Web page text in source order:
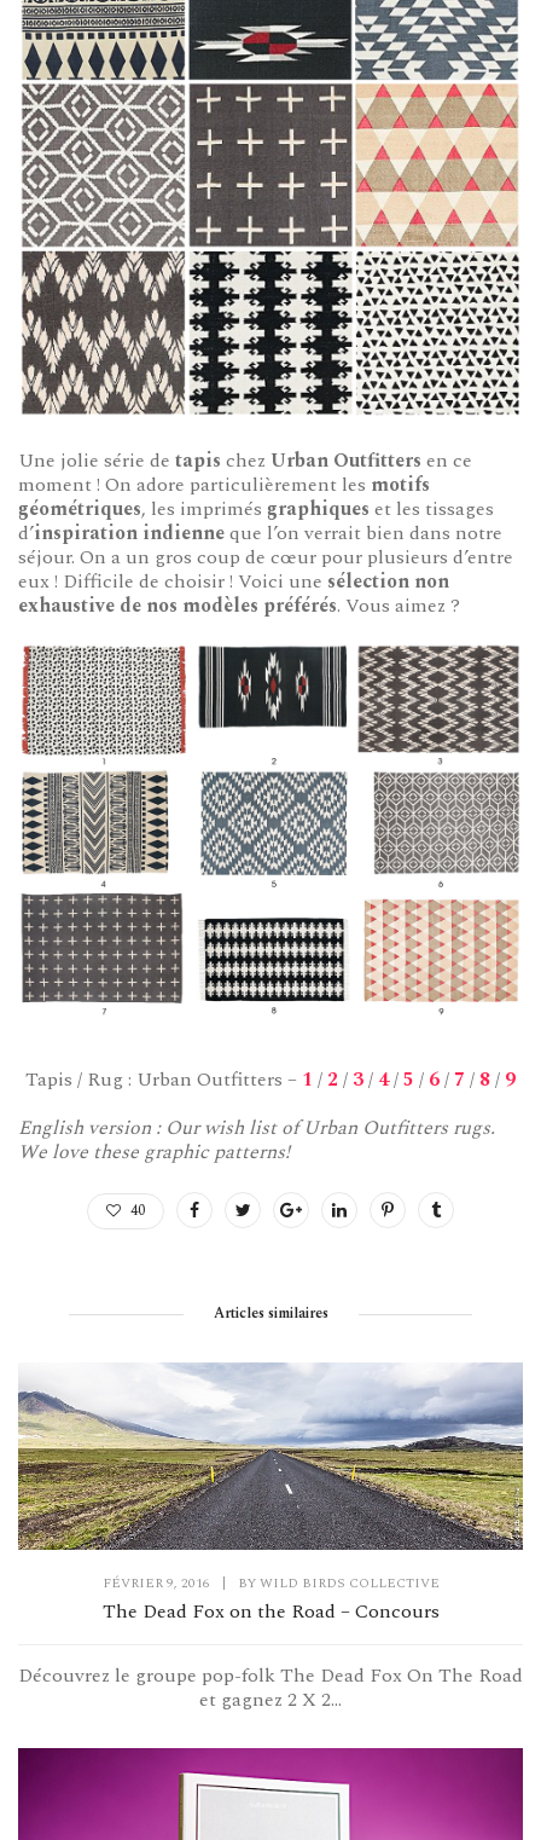
Une jolie série de tapis chez Urban Outfitters en ce
moment ! On adore particulièrement les motifs
géométriques, les imprimés graphiques et les tissages
d’inspiration indienneque l’on verrait bien dans notre
séjour. On a un gros coup de cœur pour plusieurs d’entre
eux ! Difficile de choisir ! Voici une sélection non
exhaustive de nos modèles préférés. Vous aimez ?
Tapis / Rug : Urban Outfitters – 1 / 2 / 3/ 4/5 / 6/ 7 / 8/ 9
English version : Our wish list of Urban Outfitters rugs.
We love these graphic patterns!
40
Articles similaires
FÉVRIER 9, 2016 | BYWILD BIRDS COLLECTIVE
The Dead Fox on the Road – Concours
Découvrez le groupe pop-folk The Dead Fox On The Road
et gagnez 2 X 2...